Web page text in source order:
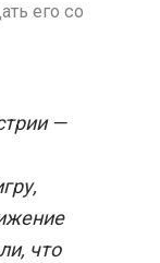
его со
—
что